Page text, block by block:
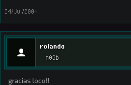
24/Jul/2004
rolando
n00b
gracias loco!!